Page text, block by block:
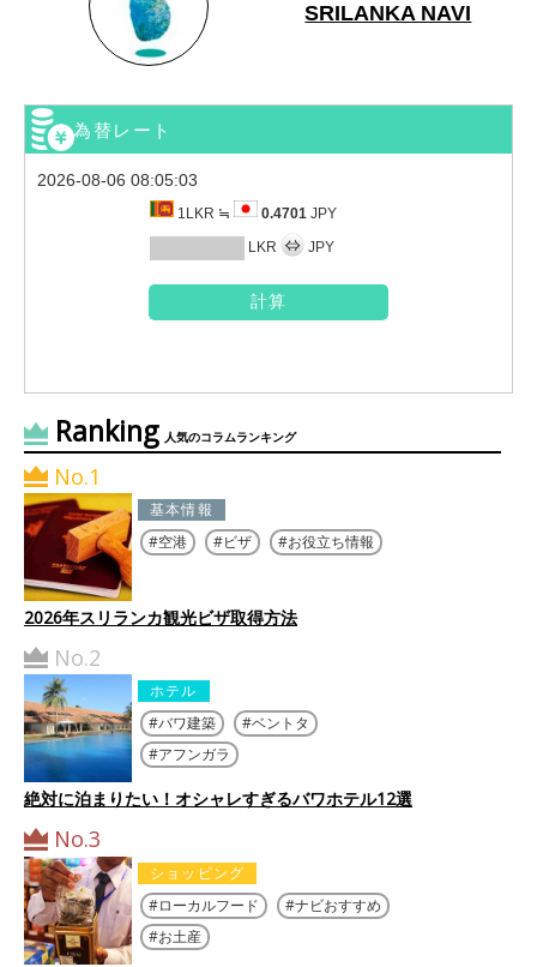
SRILANKA NAVI
為替レート
2026-08-06 08:05:03
1LKR ≒ 0.4701 JPY
LKR JPY
Ranking 人気のコラムランキング
No.1
基本情報
空港
ビザ お役立ち情報
2026年スリランカ観光ビザ取得方法
No.2
ホテル
バワ建築
ベントタ
アフンガラ
絶対に泊まりたい！オシャレすぎるバワホテル12選
No.3
ショッピング
ローカルフード
ナビおすすめ
お土産